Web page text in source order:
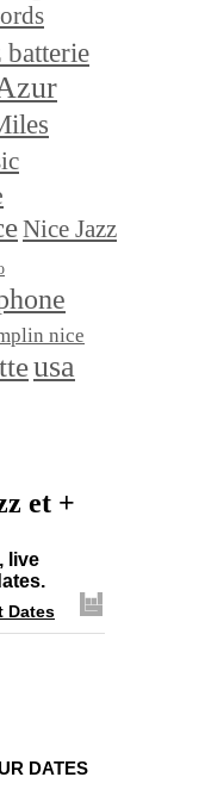
batterie
Nice Jazz
nice
usa
et +
live
Dates
DATES